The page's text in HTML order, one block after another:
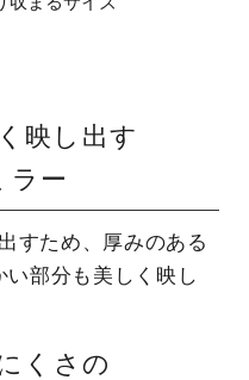
映し出す
ラー
すため、厚みのある
部分も美しく映し
くさの